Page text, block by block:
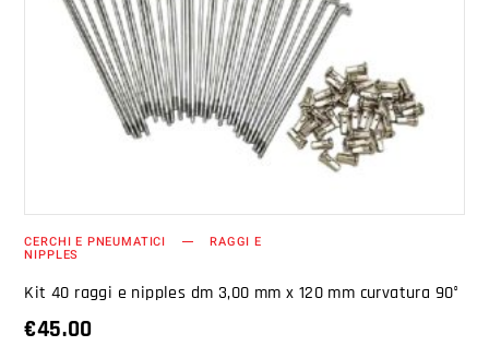
AGGIUNGI AL CARRELLO
CERCHI E PNEUMATICI RAGGI E
NIPPLES
Kit 40 raggi e nipples dm 3,00 mm x 120 mm curvatura 90°
€45.00